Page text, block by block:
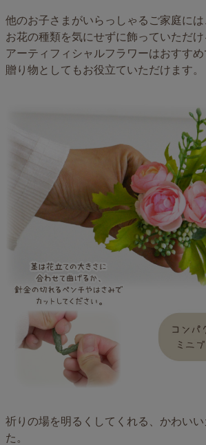
他のお子さまがいらっしゃるご家庭には
お花の種類を気にせずに飾っていただ
アーティフィシャルフラワーはおすすめ
贈り物としてもお役立ていただけます。
祈りの場を明るくしてくれる、かわい
た。